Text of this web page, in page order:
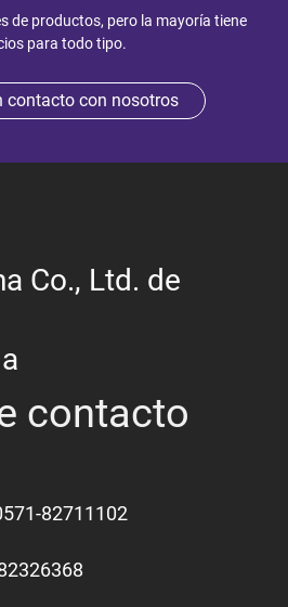
de productos, pero la mayoría tiene
para todo tipo.
contacto con nosotros
Co., Ltd. de
contacto
82711102